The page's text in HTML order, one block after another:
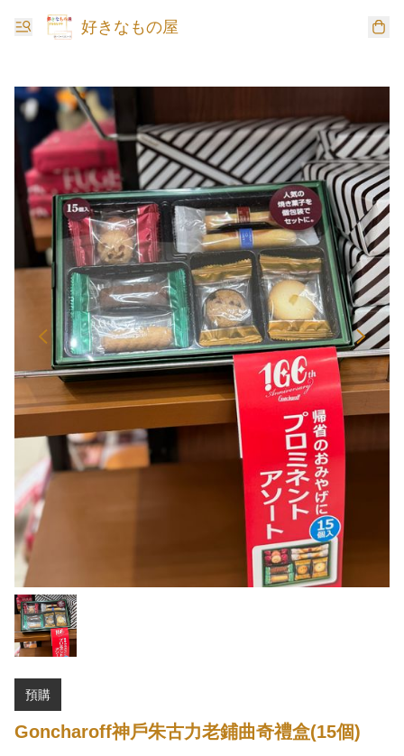
好きなもの屋
預購
Goncharoff神戶朱古力老鋪曲奇禮盒(15個)